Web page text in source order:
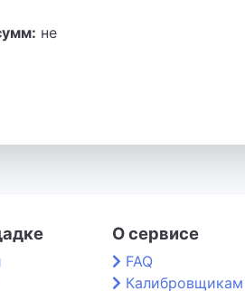
не
О сервисе
FAQ
Калибровщикам